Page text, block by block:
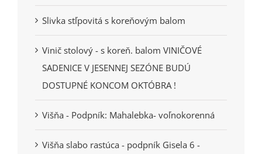
Slivka stľpovitá s koreňovým balom
Vinič stolový - s koreň. balom VINIČOVÉ
SADENICE V JESENNEJ SEZÓNE BUDÚ
DOSTUPNÉ KONCOM OKTÓBRA !
Višňa - Podpník: Mahalebka- voľnokorenná
Višňa slabo rastúca - podpník Gisela 6 -